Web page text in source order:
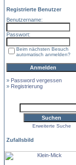
Registrierte Benutzer
Benutzername:
Passwort:
Beim nächsten Besuch
automatisch anmelden?
» Password vergessen
» Registrierung
Erweiterte Suche
Zufallsbild